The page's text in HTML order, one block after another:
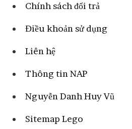
Chính sách đổi trả
Điều khoản sử dụng
Liên hệ
Thông tin NAP
Nguyễn Danh Huy Vũ
Sitemap Lego